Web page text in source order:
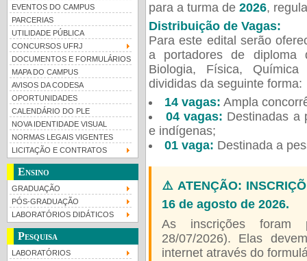
EVENTOS DO CAMPUS
PARCERIAS
UTILIDADE PÚBLICA
CONCURSOS UFRJ
DOCUMENTOS E FORMULÁRIOS
MAPA DO CAMPUS
AVISOS DA CODESA
OPORTUNIDADES
CALENDÁRIO DO PLE
NOVA IDENTIDADE VISUAL
NORMAS LEGAIS VIGENTES
LICITAÇÃO E CONTRATOS
Ensino
GRADUAÇÃO
PÓS-GRADUAÇÃO
LABORATÓRIOS DIDÁTICOS
Pesquisa
LABORATÓRIOS
para a turma de 2026,
Distribuição de Vagas:
Para este edital serão
a portadores de diploma
Biologia, Física,
divididas da seguinte forma:
14 vagas: Ampla
04 vagas: Destinadas a
e indígenas;
01 vaga: Destinada a
⚠️ ATENÇÃO:
16 de agosto de 2026.
As inscrições foram
28/07/2026). Elas
internet através do